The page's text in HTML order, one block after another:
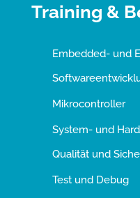
Training &
Embedded- und
Mikrocontroller
System- und
Qualität und
Test und Debug